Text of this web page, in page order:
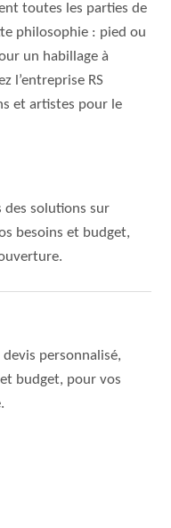
toutes les parties de
philosophie : pied ou
un habillage à
l’entreprise RS
et artistes pour le
des solutions sur
besoins et budget,
personnalisé,
budget, pour vos